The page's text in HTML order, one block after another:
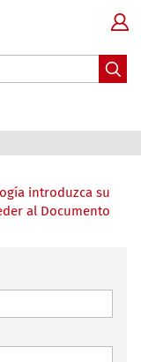
introduzca su
al Documento